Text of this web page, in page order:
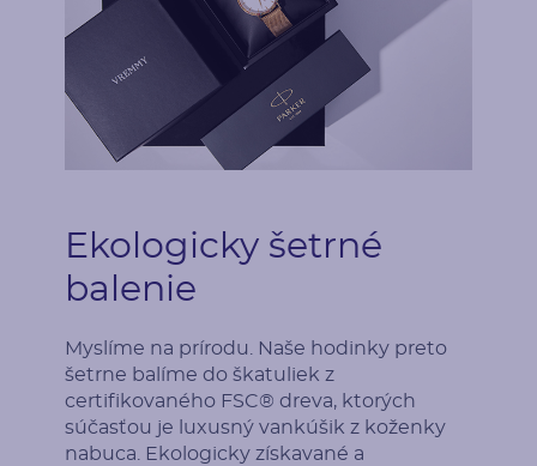
Ekologicky šetrné
balenie
Myslíme na prírodu. Naše hodinky preto
šetrne balíme do škatuliek z
certifikovaného FSC® dreva, ktorých
súčasťou je luxusný vankúšik z koženky
nabuca. Ekologicky získavané a